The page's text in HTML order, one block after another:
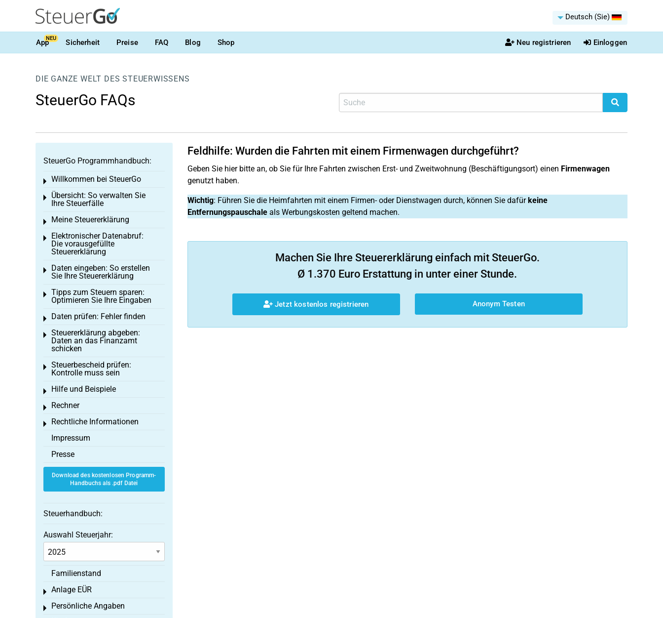
Deutsch (Sie)
AppNEU Sicherheit Preise FAQ Blog Shop Neu registrieren Einloggen
DIE GANZE WELT DES STEUERWISSENS
SteuerGo FAQs
Feldhilfe: Wurden die Fahrten mit einem Firmenwagen durchgeführt?
Geben Sie hier bitte an, ob Sie für Ihre Fahrten zwischen Erst- und Zweitwohnung (Beschäftigungsort) einen Firmenwagen
genutzt haben.
Wichtig: Führen Sie die Heimfahrten mit einem Firmen- oder Dienstwagen durch, können Sie dafürkeine
Entfernungspauschaleals Werbungskosten geltend machen.
Machen Sie Ihre Steuererklärung einfach mit SteuerGo.
Ø 1.370 Euro Erstattung in unter einer Stunde.
Jetzt kostenlos registrieren Anonym Testen
SteuerGo Programmhandbuch:
Willkommen bei SteuerGo
Toggle menu
Übersicht: So verwalten Sie
Ihre Steuerfälle
Toggle menu
Meine Steuererklärung
Toggle menu
Elektronischer Datenabruf:
Die vorausgefüllte
Steuererklärung
Toggle menu
Daten eingeben: So erstellen
Sie Ihre Steuererklärung
Toggle menu
Tipps zum Steuern sparen:
Optimieren Sie Ihre Eingaben
Toggle menu
Daten prüfen: Fehler finden
Toggle menu
Steuererklärung abgeben:
Daten an das Finanzamt
schicken
Toggle menu
Steuerbescheid prüfen:
Kontrolle muss sein
Toggle menu
Hilfe und Beispiele
Toggle menu
Rechner
Toggle menu
Rechtliche Informationen
Toggle menu
Impressum
Presse
Download des kostenlosen Programm-
Handbuchs als .pdf Datei
Steuerhandbuch:
Auswahl Steuerjahr:
Familienstand
Anlage EÜR
Toggle menu
Persönliche Angaben
Toggle menu